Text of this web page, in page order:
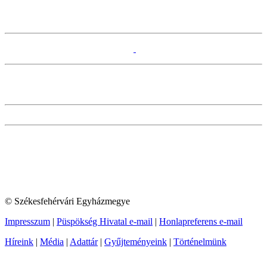
© Székesfehérvári Egyházmegye
Impresszum | Püspökség Hivatal e-mail | Honlapreferens e-mail
Híreink | Média | Adattár| Gyűjteményeink | Történelmünk